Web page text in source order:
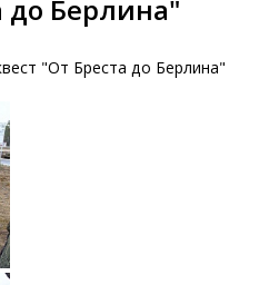
до Берлина"
"От Бреста до Берлина"